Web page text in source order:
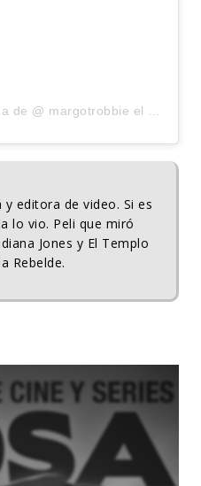
de @ margotrobbie el
y editora de video. Si es
lo vio. Peli que miró
Jones y El Templo
Rebelde.